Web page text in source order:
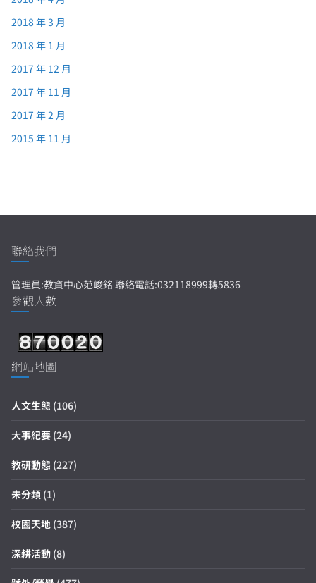
2018 年 3 月
2018 年 1 月
2017 年 12 月
2017 年 11 月
2017 年 2 月
2015 年 11 月
聯絡我們
管理員:教資中心范峻銘 聯絡電話:032118999轉5836
參觀人數
網站地圖
人文生態 (106)
大事紀要 (24)
教研動態 (227)
未分類 (1)
校園天地 (387)
深耕活動 (8)